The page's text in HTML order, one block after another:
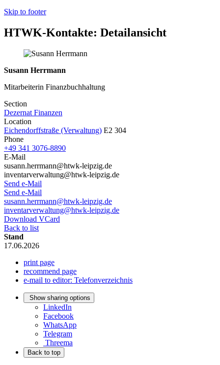
Skip to footer
HTWK-Kontakte: Detailansicht
Susann Herrmann
Mitarbeiterin Finanzbuchhaltung
Section
Dezernat Finanzen
Location
Eichendorffstraße (Verwaltung) E2 304
Phone
+49 341 3076-8890
E-Mail
susann.herrmann@htwk-leipzig.de
inventarverwaltung@htwk-leipzig.de
Send e-Mail
Send e-Mail
susann.herrmann@htwk-leipzig.de
inventarverwaltung@htwk-leipzig.de
Download VCard
Back to list
Stand
17.06.2026
print page
recommend page
e-mail to editor: Telefonverzeichnis
Show sharing options
LinkedIn
Facebook
WhatsApp
Telegram
Threema
Back to top